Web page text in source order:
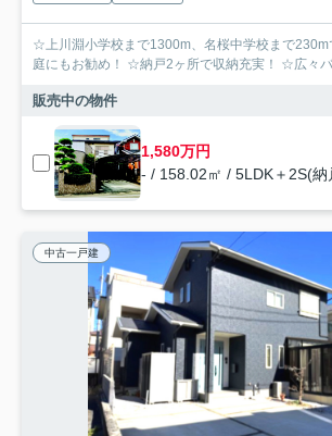
☆上川淵小学校まで1300m、名桜中学校まで230m
庭にもお勧め！ ☆納戸2ヶ所で収納充実！ ☆広々
販売中の物件
1,580万円
- / 158.02㎡ / 5LDK＋2S(納
中古一戸建